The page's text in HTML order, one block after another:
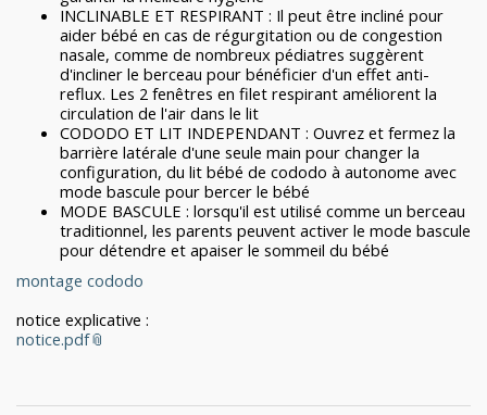
INCLINABLE ET RESPIRANT : Il peut être incliné pour
aider bébé en cas de régurgitation ou de congestion
nasale, comme de nombreux pédiatres suggèrent
d'incliner le berceau pour bénéficier d'un effet anti-
reflux. Les 2 fenêtres en filet respirant améliorent la
circulation de l'air dans le lit
CODODO ET LIT INDEPENDANT : Ouvrez et fermez la
barrière latérale d'une seule main pour changer la
configuration, du lit bébé de cododo à autonome avec
mode bascule pour bercer le bébé
MODE BASCULE : lorsqu'il est utilisé comme un berceau
traditionnel, les parents peuvent activer le mode bascule
pour détendre et apaiser le sommeil du bébé
montage cododo
notice explicative :
notice.pdf